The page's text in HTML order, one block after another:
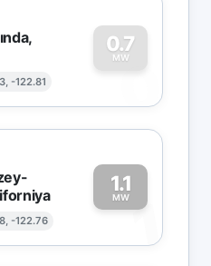
-122.81
0.7
MW
0
-122.76
1.1
MW1